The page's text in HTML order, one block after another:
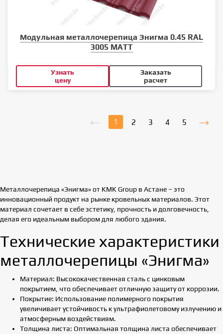
Модульная металлочерепица Энигма 0.45 RAL
3005 MATT
Узнать
цену
Заказать
расчет
1 2 3 4 5
Металлочерепица «Энигма» от KMK Group в Астане – это
инновационный продукт на рынке кровельных материалов. Этот
материал сочетает в себе эстетику, прочность и долговечность,
делая его идеальным выбором для любого здания.
Технические характеристики
металлочерепицы «Энигма»
Материал: Высококачественная сталь с цинковым
покрытием, что обеспечивает отличную защиту от коррозии.
Покрытие: Использование полимерного покрытия
увеличивает устойчивость к ультрафиолетовому излучению и
атмосферным воздействиям.
Толщина листа: Оптимальная толщина листа обеспечивает